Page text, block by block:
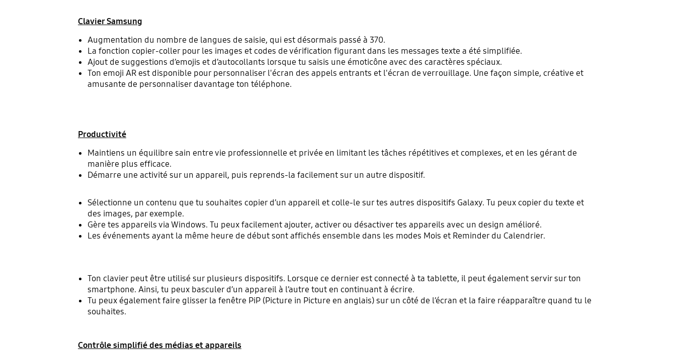
Clavier Samsung
Augmentation du nombre de langues de saisie, qui est désormais passé à 370.
La fonction copier-coller pour les images et codes de vérification figurant dans les messages texte a été simplifiée.
Ajout de suggestions d’emojis et d’autocollants lorsque tu saisis une émoticône avec des caractères spéciaux.
Ton emoji AR est disponible pour personnaliser l'écran des appels entrants et l'écran de verrouillage. Une façon simple, créative et
amusante de personnaliser davantage ton téléphone.
Productivité
Maintiens un équilibre sain entre vie professionnelle et privée en limitant les tâches répétitives et complexes, et en les gérant de
manière plus efficace.
Démarre une activité sur un appareil, puis reprends-la facilement sur un autre dispositif.
Sélectionne un contenu que tu souhaites copier d’un appareil et colle-le sur tes autres dispositifs Galaxy. Tu peux copier du texte et
des images, par exemple.
Gère tes appareils via Windows. Tu peux facilement ajouter, activer ou désactiver tes appareils avec un design amélioré.
Les événements ayant la même heure de début sont affichés ensemble dans les modes Mois et Reminder du Calendrier.
Ton clavier peut être utilisé sur plusieurs dispositifs. Lorsque ce dernier est connecté à ta tablette, il peut également servir sur ton
smartphone. Ainsi, tu peux basculer d’un appareil à l’autre tout en continuant à écrire.
Tu peux également faire glisser la fenêtre PiP (Picture in Picture en anglais) sur un côté de l’écran et la faire réapparaître quand tu le
souhaites.
Contrôle simplifié des médias et appareils